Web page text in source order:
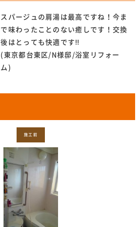
スパージュの肩湯は最高ですね！今ま
で味わったことのない癒しです！交換
後はとっても快適です‼
(東京都台東区/N様邸/浴室リフォー
ム)
施工前